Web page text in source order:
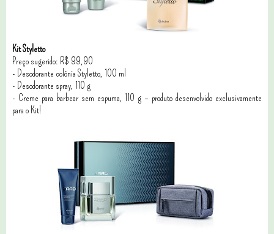
Kit Styletto
Preço sugerido: R$ 99,90
- Desodorante colônia Styletto, 100 ml
- Desodorante spray, 110 g
- Creme para barbear sem espuma, 110 g – produto desenvolvido exclusivamente
para o Kit!